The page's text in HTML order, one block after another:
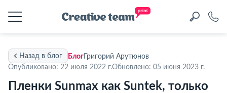
Назад в блог Блог Григорий Арутюнов
Опубликовано: 22 июля 2022 г.Обновлено: 05 июня 2023 г.
Пленки Sunmax как Suntek, только